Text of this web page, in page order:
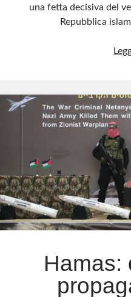
una fetta decisiva del
Repubblica
Hamas: